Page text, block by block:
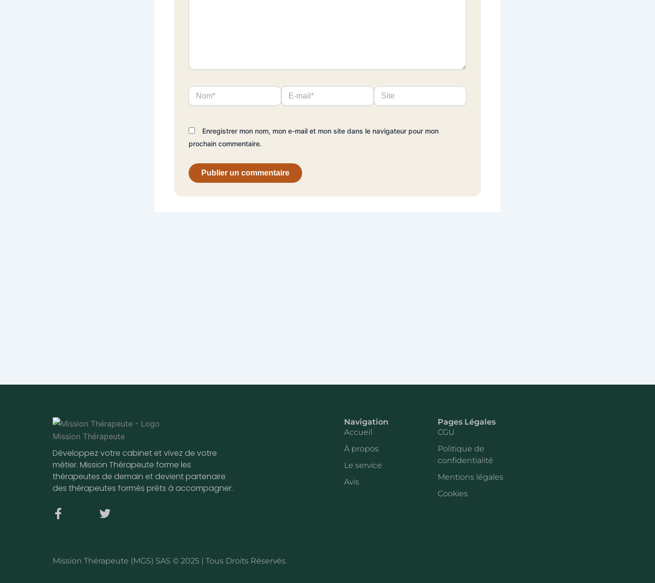
Nom*
E-
mail*
Site
Enregistrer mon nom, mon e-mail et mon site dans le navigateur pour mon
prochain commentaire.
Développez votre cabinet et vivez de votre
métier. Mission Thérapeute forme les
thérapeutes de demain et devient partenaire
des thérapeutes formés prêts à accompagner.
F
b
T
t
e
Navigation
Accueil
À propos
Le service
Avis
Pages Légales
CGU
Politique de
confidentialité
Mentions légales
Cookies
Mission Thérapeute (MGS) SAS © 2025 | Tous Droits Réservés.